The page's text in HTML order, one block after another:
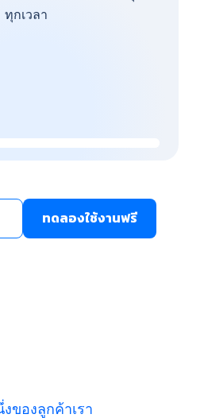
ทุกเวลา
ทดลองใช้งานฟรี
ของลูกค้าเรา